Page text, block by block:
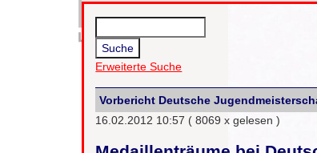
Erweiterte Suche
Vorbericht Deutsche
16.02.2012 10:57 ( 8069 x gelesen )